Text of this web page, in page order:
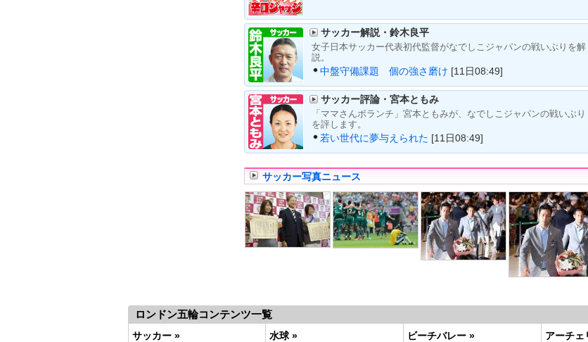
サッカー解説・鈴木良平
女子日本サッカー代表初代監督がなでしこジャパンの戦いぶりを解
説。
中盤守備課題 個の強さ磨け [11日08:49]
サッカー評論・宮本ともみ
「ママさんボランチ」宮本ともみが、なでしこジャパンの戦いぶり
を評します。
若い世代に夢与えられた [11日08:49]
サッカー写真ニュース
ロンドン五輪コンテンツ一覧
サッカー » 水球 » ビーチバレー » アーチェ